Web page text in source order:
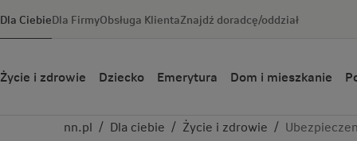
Dla CiebieDla FirmyObsługa KlientaZnajdź doradcę/oddział
Życie i zdrowie Dziecko Emerytura Dom i mieszkanie
nn.pl / Dla ciebie / Życie i zdrowie /